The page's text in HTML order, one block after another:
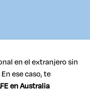
en el extranjero sin
ese caso, te
en Australia